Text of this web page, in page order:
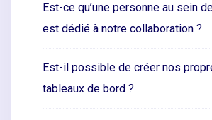
Est-ce qu’une personne au sein
est dédié à notre collaboration ?
Est-il possible de créer nos
tableaux de bord ?